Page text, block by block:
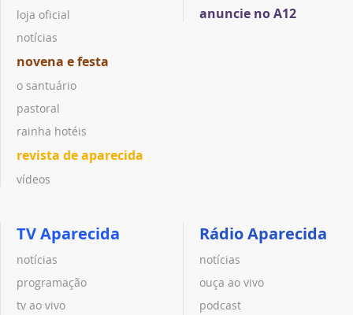
loja oficial
notícias
novena e festa
o santuário
pastoral
rainha hotéis
revista de aparecida
vídeos
anuncie no A12
TV Aparecida
notícias
programação
tv ao vivo
Rádio Aparecida
notícias
ouça ao vivo
podcast